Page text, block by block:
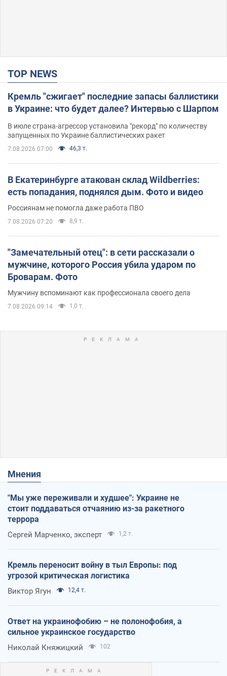
TOP NEWS
Кремль "сжигает" последние запасы баллистики
в Украине: что будет далее? Интервью с Шарпом
В июле страна-агрессор установила "рекорд" по количеству
запущенных по Украине баллистических ракет
7.08.2026 07:00 46,3 т.
В Екатеринбурге атакован склад Wildberries:
есть попадания, поднялся дым. Фото и видео
Россиянам не помогла даже работа ПВО
7.08.2026 07:20 8,9 т.
"Замечательный отец": в сети рассказали о
мужчине, которого Россия убила ударом по
Броварам. Фото
Мужчину вспоминают как профессионала своего дела
7.08.2026 09:14 1,0 т.
Мнения
"Мы уже переживали и худшее": Украине не
стоит поддаваться отчаянию из-за ракетного
террора
Сергей Марченко, эксперт 1,2 т.
Кремль переносит войну в тыл Европы: под
угрозой критическая логистика
Виктор Ягун 12,4 т.
Ответ на украинофобию – не полонофобия, а
сильное украинское государство
Николай Княжицкий 102